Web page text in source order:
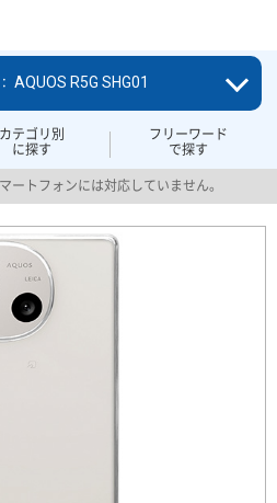
カテゴリ別
に探す
フリーワード
で探す
AQUOS R5G SHG01
ートフォンには対応していません。